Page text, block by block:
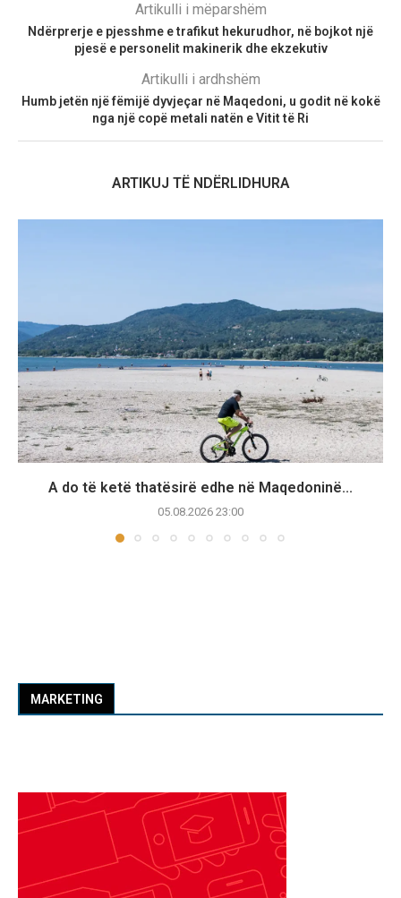
Artikulli i mëparshëm
Ndërprerje e pjesshme e trafikut hekurudhor, në bojkot një
pjesë e personelit makinerik dhe ekzekutiv
Artikulli i ardhshëm
Humb jetën një fëmijë dyvjeçar në Maqedoni, u godit në kokë
nga një copë metali natën e Vitit të Ri
ARTIKUJ TË NDËRLIDHURA
A do të ketë thatësirë edhe në Maqedoninë...
05.08.2026 23:00
MARKETING